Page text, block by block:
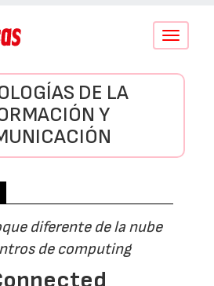
Conmutar
DE LA
Y
diferente de la nube
de computing